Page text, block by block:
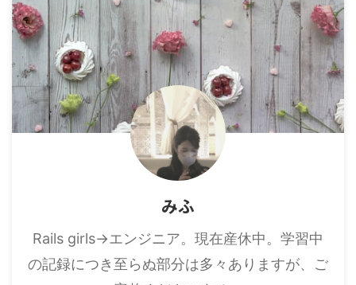
みふ
Rails girls→エンジニア。現在産休中。学習中
の記録につき至らぬ部分は多々ありますが、ご